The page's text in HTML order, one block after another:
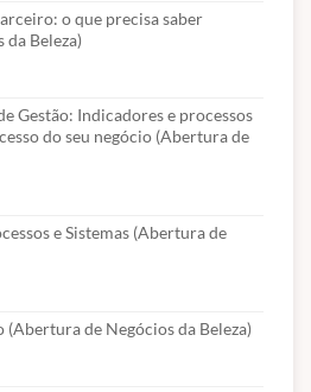
o que precisa saber
da Beleza)
Gestão: Indicadores e processos
do seu negócio (Abertura de
e Sistemas (Abertura de
de Negócios da Beleza)